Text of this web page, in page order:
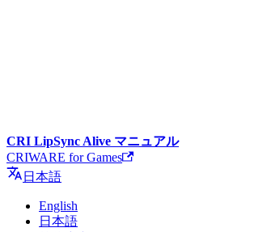
CRI LipSync Alive マニュアル
CRIWARE for Games
日本語
English
日本語